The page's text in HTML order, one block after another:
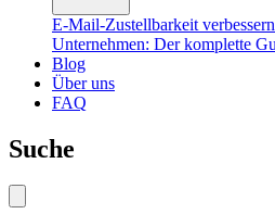
E-Mail-Zustellbarkeit
Unternehmen: Der komplette
Blog
Über uns
FAQ
Suche